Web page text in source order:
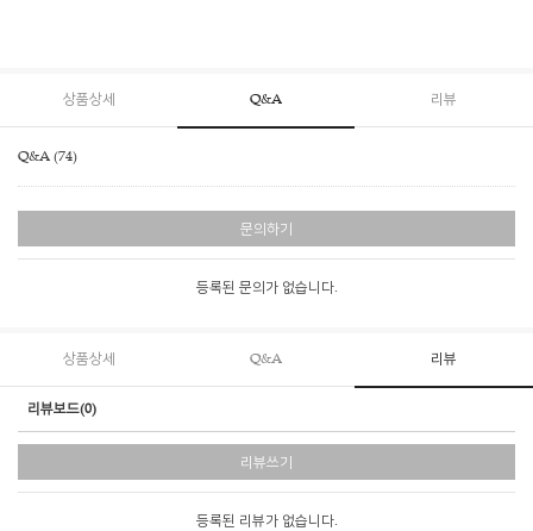
상품상세 Q&A 리뷰
Q&A (74)
문의하기
등록된 문의가 없습니다.
상품상세 Q&A 리뷰
리뷰보드(0)
리뷰쓰기
등록된 리뷰가 없습니다.